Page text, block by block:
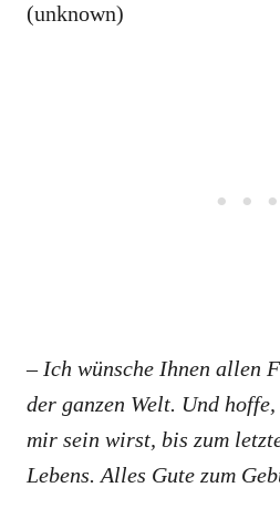
(unknown)
– Ich wünsche Ihnen allen
der ganzen Welt. Und
mir sein wirst, bis zum
Lebens. Alles Gute zum